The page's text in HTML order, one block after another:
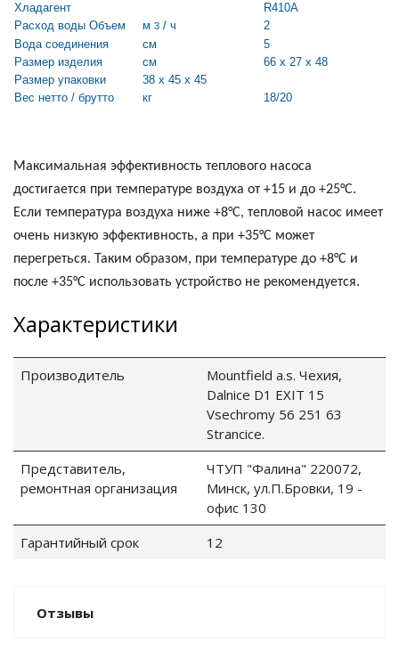
ИБП
питания
котла
и среднего офиса
Хладагент
R410A
Расход воды Объем
м 3 / ч
2
Вода соединения
см
5
Размер изделия
см
66 x 27 x 48
Размер упаковки
38 x 45 x 45
Вес нетто / брутто
кг 18/20
Максимальная эффективность теплового насоса
достигается при температуре воздуха от +15 и до +25°С.
Если температура воздуха ниже +8°С, тепловой насос имеет
очень низкую эффективность, а при +35°С может
перегреться. Таким образом, при температуре до +8°С и
после +35°С использовать устройство не рекомендуется.
Характеристики
Производитель
Mountfield a.s. Чехия,
Dalnice D1 EXIT 15
Vsechromy 56 251 63
Stranсice.
Представитель,
ремонтная организация
ЧТУП "Фалина" 220072,
Минск, ул.П.Бровки, 19 -
офис 130
Гарантийный срок
12
Отзывы